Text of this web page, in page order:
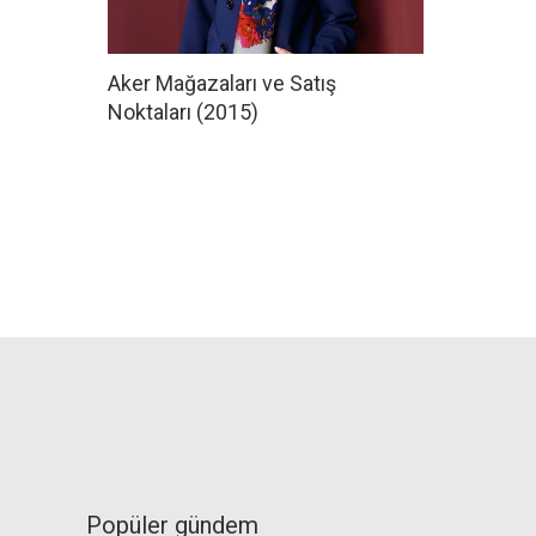
Aker Mağazaları ve Satış
Noktaları (2015)
Popüler gündem